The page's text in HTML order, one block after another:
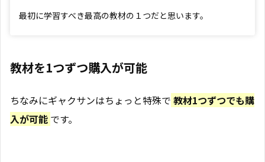
最初に学習すべき最高の教材の１つだと思います。
教材を1つずつ購入が可能
ちなみにギャクサンはちょっと特殊で 教材1つずつでも購
入が可能 です。